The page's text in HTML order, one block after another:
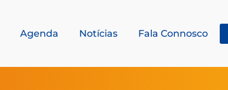
Agenda Notícias Fala Connosco